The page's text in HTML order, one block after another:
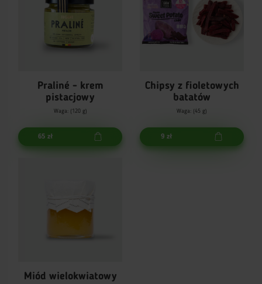
Praliné - krem
pistacjowy
Waga: (120 g)
65 zł
Chipsy z fioletowych
batatów
Waga: (45 g)
9 zł
Miód wielokwiatowy